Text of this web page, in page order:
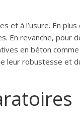
et à l’usure. En
En revanche, pour
en béton comme
leur robustesse et